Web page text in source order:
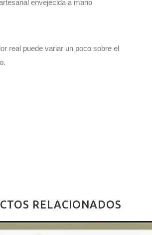
envejecida a mano
real puede variar un poco sobre el
RELACIONADOS